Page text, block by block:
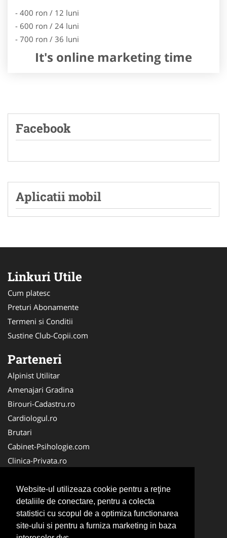
Website-ul utilizeaza cookie pentru a reţine
detaliile de conectare, pentru a colecta
statistici cu scopul de a optimiza functionarea
site-ului si pentru a furniza marketing in baza
- 400 ron / 12 luni
- 600 ron / 24 luni
- 700 ron / 36 luni
It's online marketing time
Facebook
Aplicatii mobil
Linkuri Utile
Cum platesc
Preturi Abonamente
Termeni si Conditii
Sustine Club-Copii.com
Parteneri
Alpinist Utilitar
Amenajari Gradina
Birouri-Cadastru.ro
Cardiologul.ro
Brutari
Cabinet-Psihologie.com
Clinica-Privata.ro
Cabinet-Individual.ro
CentruInchirieri.ro
Echipamente Romania
MedicAcupunctura.ro